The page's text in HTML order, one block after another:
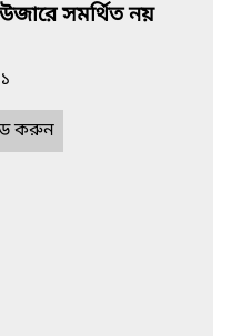
সমর্থিত নয়
করুন